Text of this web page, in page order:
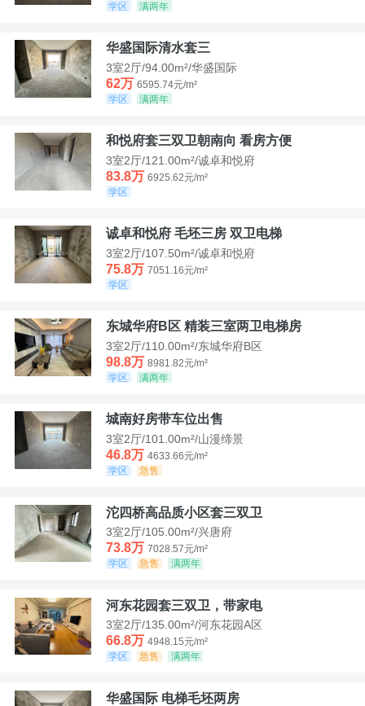
学区
满两年
华盛国际清水套三
3室2厅/94.00m²/华盛国际
62万 6595.74元/m²
学区
满两年
和悦府套三双卫朝南向 看房方便
3室2厅/121.00m²/诚卓和悦府
83.8万 6925.62元/m²
学区
诚卓和悦府 毛坯三房 双卫电梯
3室2厅/107.50m²/诚卓和悦府
75.8万 7051.16元/m²
学区
东城华府B区 精装三室两卫电梯房
3室2厅/110.00m²/东城华府B区
98.8万 8981.82元/m²
学区
满两年
城南好房带车位出售
3室2厅/101.00m²/山漫缔景
46.8万 4633.66元/m²
学区
急售
沱四桥高品质小区套三双卫
3室2厅/105.00m²/兴唐府
73.8万 7028.57元/m²
学区
急售 满两年
河东花园套三双卫，带家电
3室2厅/135.00m²/河东花园A区
66.8万 4948.15元/m²
学区
急售 满两年
华盛国际 电梯毛坯两房